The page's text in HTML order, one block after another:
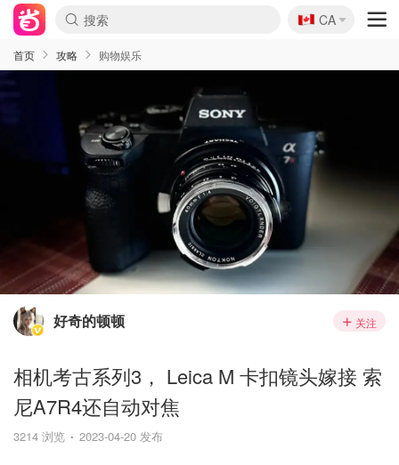
🇨🇦
CA
首页 攻略 购物娱乐
好奇的顿顿 关注
相机考古系列3， Leica M 卡扣镜头嫁接 索
尼A7R4还自动对焦
3214 浏览 2023-04-20 发布